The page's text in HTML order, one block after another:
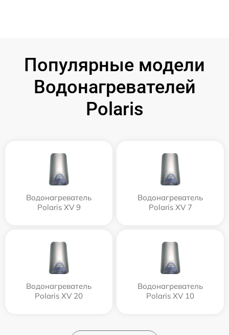
Популярные модели
Водонагревателей
Polaris
Водонагреватель
Polaris XV 9
Водонагреватель
Polaris XV 7
Водонагреватель
Polaris XV 20
Водонагреватель
Polaris XV 10